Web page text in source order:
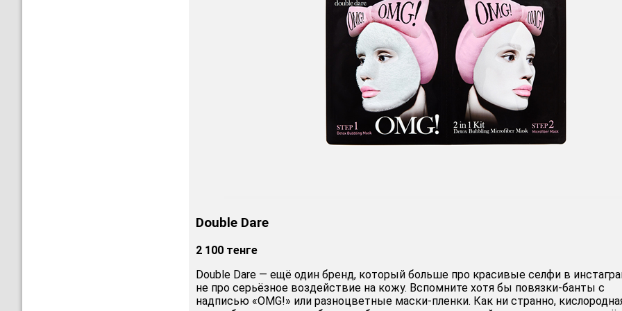
Double Dare
2 100 тенге
Double Dare — ещё один бренд, который больше про красивые селфи в
не про серьёзное воздействие на кожу. Вспомните хотя бы повязки-банты с
надписью «OMG!» или разноцветные маски-пленки. Как ни странно,